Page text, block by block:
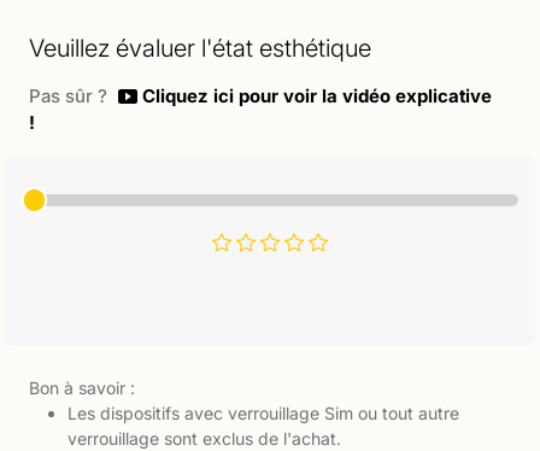
Veuillez évaluer l'état esthétique
Pas sûr ?
Cliquez ici pour voir la vidéo explicative
!
Bon à savoir :
Les dispositifs avec verrouillage Sim ou tout autre
verrouillage sont exclus de l'achat.